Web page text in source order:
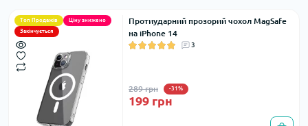
Топ Продажів
Ціну знижено
Закінчується
Протиударний прозорий чохол MagSafe
на iPhone 14
3
289 грн -31%
199 грн